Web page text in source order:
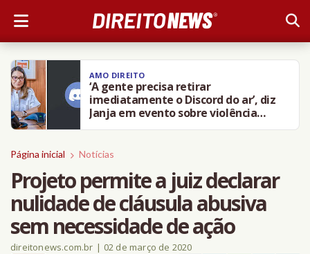
AMO DIREITO
‘A gente precisa retirar
imediatamente o Discord do ar’, diz
Janja em evento sobre violência
contra crianças
Página inicial Notícias
Projeto permite a juiz declarar
nulidade de cláusula abusiva
sem necessidade de ação
direitonews.com.br | 02 de março de 2020